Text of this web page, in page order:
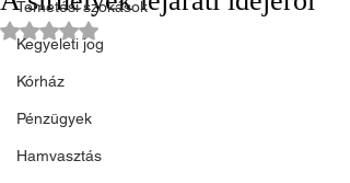
Temetési szokások
Kegyeleti jog
Kórház
Pénzügyek
Hamvasztás
NaN csillagot kapott az 5-ből.